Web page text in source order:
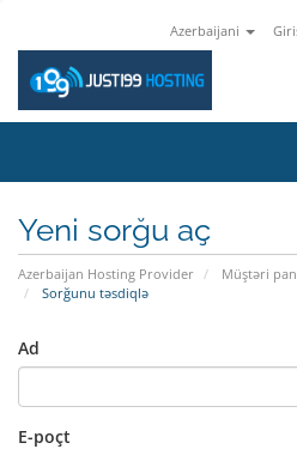
Azerbaijani
Yeni sorğu aç
Azerbaijan Hosting Provider Müştəri
Sorğunu təsdiqlə
Ad
E-poçt